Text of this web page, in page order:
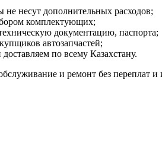
несут дополнительных расходов;
комплектующих;
документацию, паспорта;
автозапчастей;
по всему Казахстану.
и ремонт без переплат и